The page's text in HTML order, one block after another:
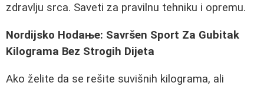
zdravlju srca. Saveti za pravilnu tehniku i opremu.
Nordijsko Hodaње: Savršen Sport Za Gubitak
Kilograma Bez Strogih Dijeta
Ako želite da se rešite suvišnih kilograma, ali